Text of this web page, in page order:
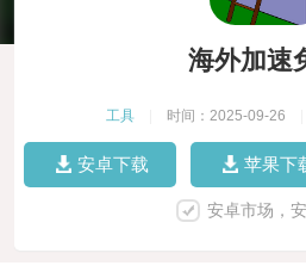
海外加速
工具 时间：2025-09-26
安卓下载 苹果下
安卓市场，